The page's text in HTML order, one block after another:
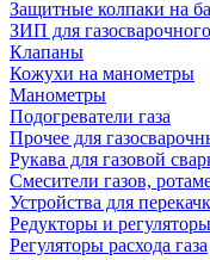
Защитные колпаки на
ЗИП для
Клапаны
Кожухи на манометры
Манометры
Подогреватели газа
Прочее для
Рукава для газовой
Смесители газов,
Устройства для
Редукторы и регуляторы
Регуляторы расхода газа